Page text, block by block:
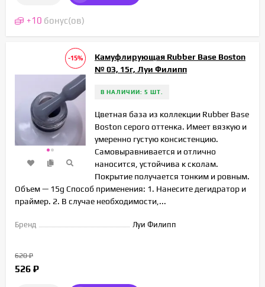
+10 бонус(ов)
-15%
Камуфлирующая Rubber Base Boston
№ 03, 15г, Луи Филипп
В НАЛИЧИИ: 5 ШТ.
Цветная база из коллекции Rubber Base
Boston серого оттенка. Имеет вязкую и
умеренно густую консистенцию.
Самовыравнивается и отлично
наносится, устойчива к сколам.
Покрытие получается тонким и ровным.
Объем — 15g Способ применения: 1. Нанесите дегидратор и
праймер. 2. В случае необходимости,...
Бренд Луи Филипп
620₽
526 ₽